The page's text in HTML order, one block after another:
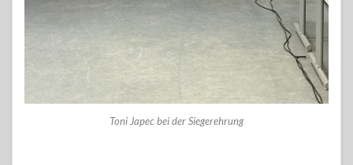
Toni Japec bei der Siegerehrung